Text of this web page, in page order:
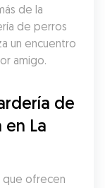
de la
de perros
un encuentro
amigo.
de
La
que ofrecen